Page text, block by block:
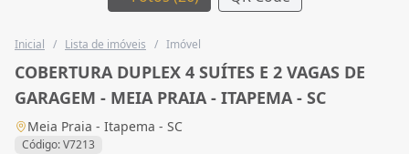
Inicial / Lista de imóveis / Imóvel
COBERTURA DUPLEX 4 SUÍTES E 2 VAGAS DE
GARAGEM - MEIA PRAIA - ITAPEMA - SC
Meia Praia - Itapema - SC
Código: V7213